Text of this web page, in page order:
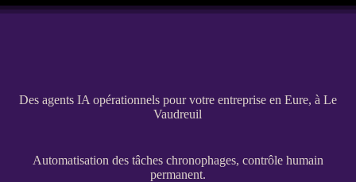
Des agents IA opérationnels pour votre entreprise en Eure, à Le
Vaudreuil
Automatisation des tâches chronophages, contrôle humain
permanent.